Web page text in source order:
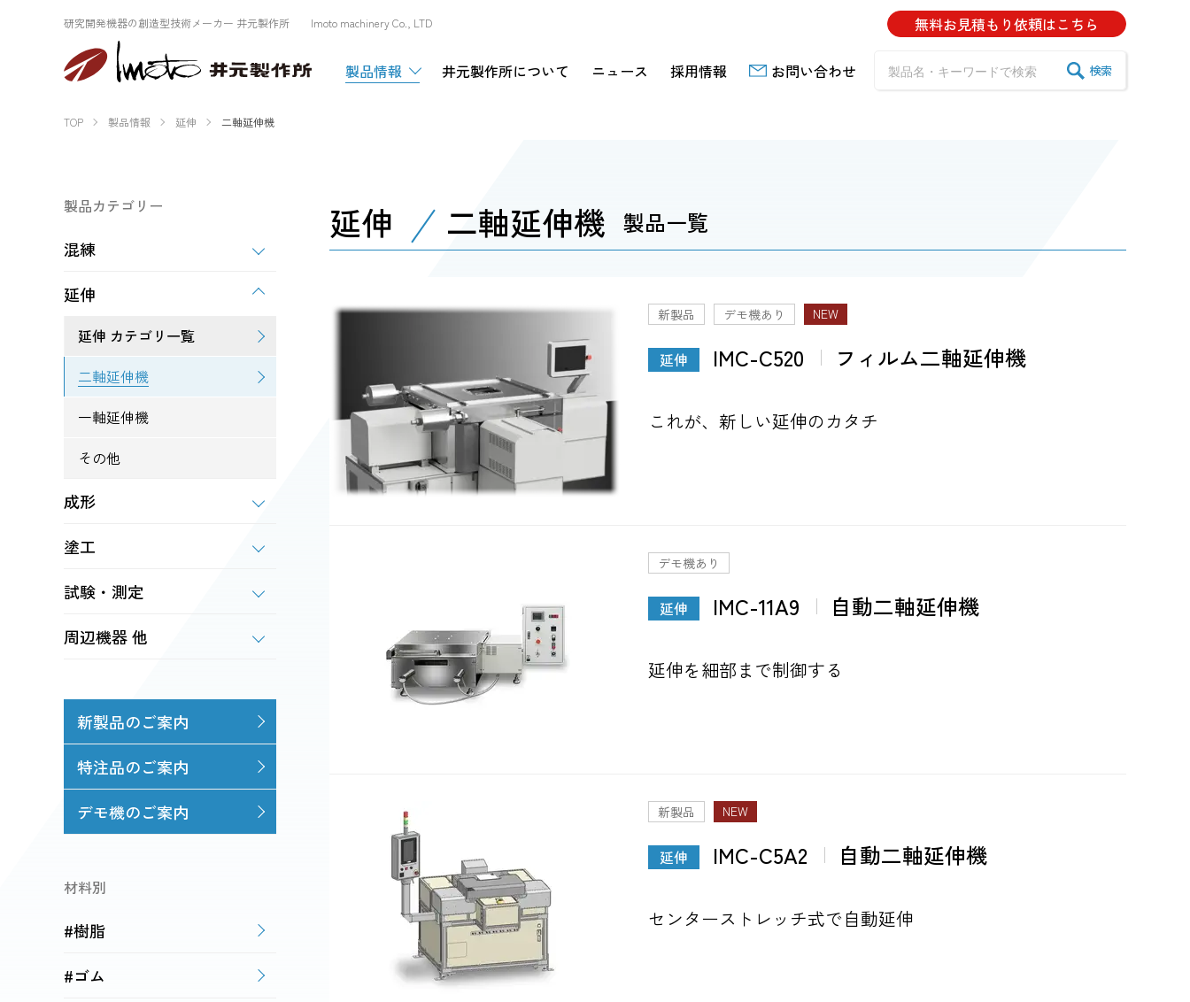
研究開発機器の創造型技術メーカー 井元製作所 Imoto machinery Co., LTD
製品情報 井元製作所について ニュース 採用情報 お問い合わせ
無料お見積もり依頼はこちら
検索
TOP 製品情報 延伸 二軸延伸機
延伸 二軸延伸機 製品一覧
新製品 デモ機あり NEW
延伸 IMC-C520 フィルム二軸延伸機
これが、新しい延伸のカタチ
デモ機あり
延伸 IMC-11A9 自動二軸延伸機
延伸を細部まで制御する
新製品 NEW
延伸 IMC-C5A2 自動二軸延伸機
センターストレッチ式で自動延伸
製品カテゴリー
混練
延伸
延伸 カテゴリ一覧
二軸延伸機
一軸延伸機
その他
成形
塗工
試験・測定
周辺機器 他
新製品のご案内
特注品のご案内
デモ機のご案内
材料別
#樹脂
#ゴム